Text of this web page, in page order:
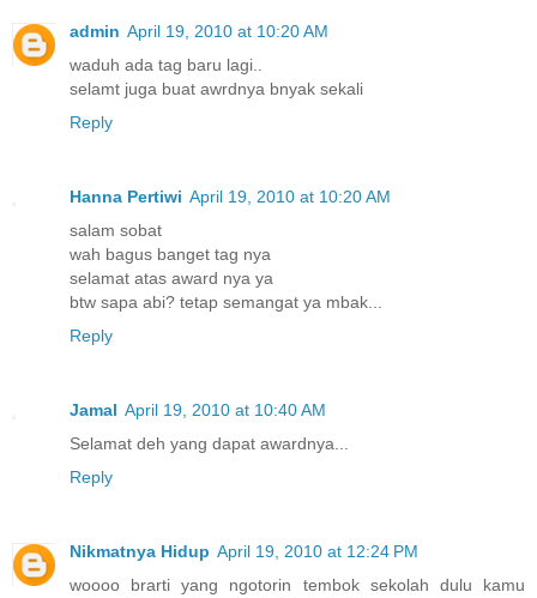
admin April 19, 2010 at 10:20 AM
waduh ada tag baru lagi..
selamt juga buat awrdnya bnyak sekali
Reply
Hanna Pertiwi April 19, 2010 at 10:20 AM
salam sobat
wah bagus banget tag nya
selamat atas award nya ya
btw sapa abi? tetap semangat ya mbak...
Reply
Jamal April 19, 2010 at 10:40 AM
Selamat deh yang dapat awardnya...
Reply
Nikmatnya Hidup April 19, 2010 at 12:24 PM
woooo brarti yang ngotorin tembok sekolah dulu kamu